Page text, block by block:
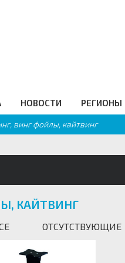
_
НОВОСТИ РЕГИОНЫ
винг фойлы, кайтвинг
КАЙТВИНГ
ОТСУТСТВУЮЩИЕ